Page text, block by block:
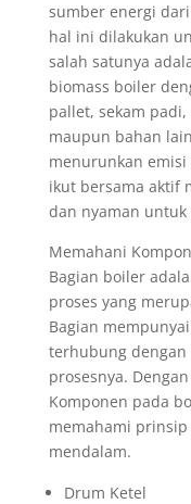
sumber energi
hal ini dilakukan
salah satunya
biomass boiler
pallet, sekam
maupun bahan
menurunkan
ikut bersama aktif
dan nyaman
Memahani
Bagian boiler
proses yang
Bagian
terhubung dengan
prosesnya.
Komponen pada
memahami
mendalam.
Drum Ketel